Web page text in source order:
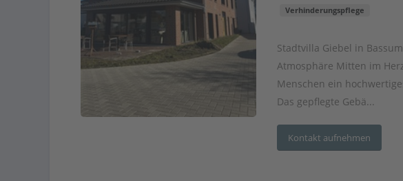
Verhinderungspflege
Stadtvilla Giebel in
Atmosphäre Mitten im
Menschen ein
Das gepflegte Gebä...
Kontakt aufnehmen